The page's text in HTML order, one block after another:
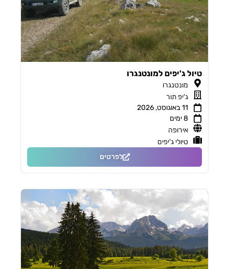
טיול ג'יפים למונטנגרו
מונטנגרו
ג'יפ תור
11 באוגוסט, 2026
8 ימים
אירופה
טיולי ג'יפים
לפרטים